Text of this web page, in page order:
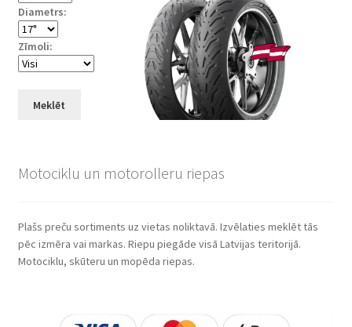
Diametrs:
Zīmoli:
Meklēt
Motociklu un motorolleru riepas
Plašs preču sortiments uz vietas noliktavā. Izvēlaties meklēt tās
pēc izmēra vai markas. Riepu piegāde visā Latvijas teritorijā.
Motociklu, skūteru un mopēda riepas.